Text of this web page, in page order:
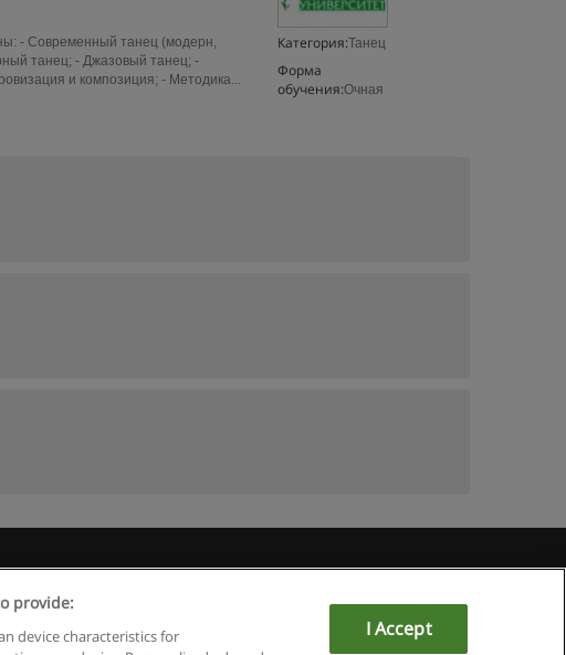
Категория:Танец
Форма
обучения:Очная
- Современный танец (модерн,
танец; - Джазовый танец; -
и композиция; - Методика...
provide:
device characteristics for
I Accept